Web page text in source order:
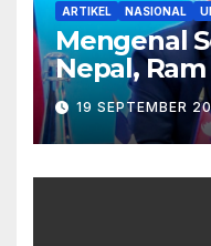
ARTIKEL NASIONAL
Mengenal
Nepal,
19 SEPTEMBER